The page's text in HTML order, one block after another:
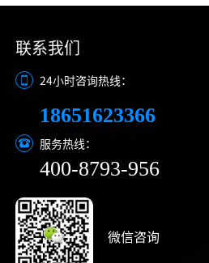
联系我们
24小时咨询热线：
18651623366
服务热线：
400-8793-956
微信咨询